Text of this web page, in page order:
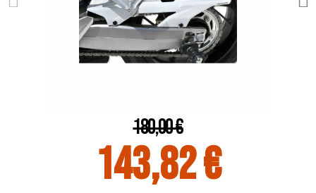
180,00 €
143,82 €